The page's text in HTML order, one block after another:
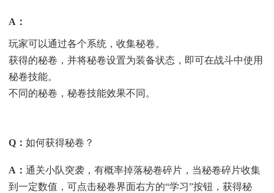
A ：
玩家可以通过各个系统，收集秘卷。
获得的秘卷，并将秘卷设置为装备状态，即可在战斗中使用
秘卷技能。
不同的秘卷，秘卷技能效果不同。
Q ：如何获得秘卷？
A ：通关小队突袭，有概率掉落秘卷碎片，当秘卷碎片收集
到一定数值，可点击秘卷界面右方的“学习”按钮，获得秘